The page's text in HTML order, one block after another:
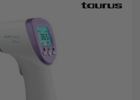
se indica en una unidad física
en milímetros de mercurio).
presión arterial con un tensiómetro,
si sufre hipotensión (presión baja) o
Más información